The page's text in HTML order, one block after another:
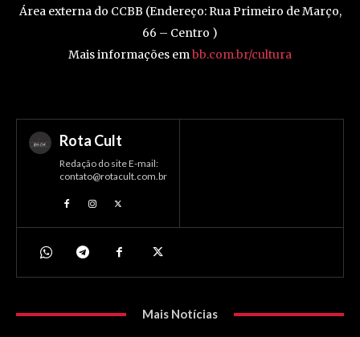
Área externa do CCBB (Endereço: Rua Primeiro de Março,
66 – Centro )
Mais informações embb.com.br/cultura
Rota Cult
Redação do site E-mail:
contato@rotacult.com.br
Mais Notícias